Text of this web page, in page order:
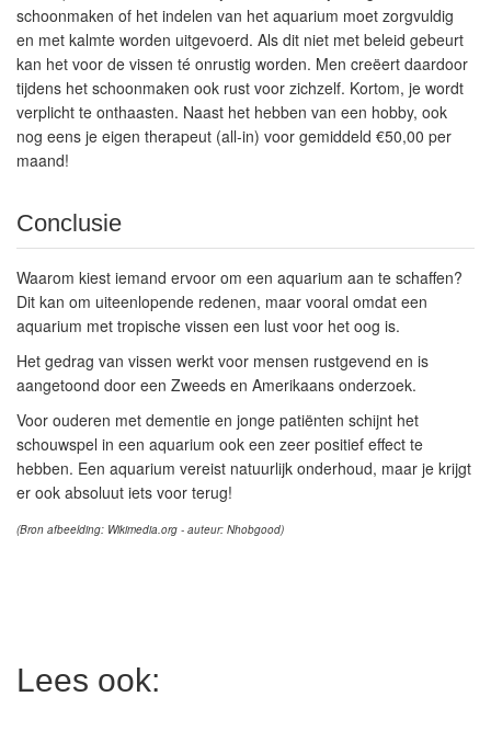
schoonmaken of het indelen van het aquarium moet zorgvuldig
en met kalmte worden uitgevoerd. Als dit niet met beleid gebeurt
kan het voor de vissen té onrustig worden. Men creëert daardoor
tijdens het schoonmaken ook rust voor zichzelf. Kortom, je wordt
verplicht te onthaasten. Naast het hebben van een hobby, ook
nog eens je eigen therapeut (all-in) voor gemiddeld €50,00 per
maand!
Conclusie
Waarom kiest iemand ervoor om een aquarium aan te schaffen?
Dit kan om uiteenlopende redenen, maar vooral omdat een
aquarium met tropische vissen een lust voor het oog is.
Het gedrag van vissen werkt voor mensen rustgevend en is
aangetoond door een Zweeds en Amerikaans onderzoek.
Voor ouderen met dementie en jonge patiënten schijnt het
schouwspel in een aquarium ook een zeer positief effect te
hebben. Een aquarium vereist natuurlijk onderhoud, maar je krijgt
er ook absoluut iets voor terug!
(Bron afbeelding: Wikimedia.org - auteur: Nhobgood)
Lees ook: